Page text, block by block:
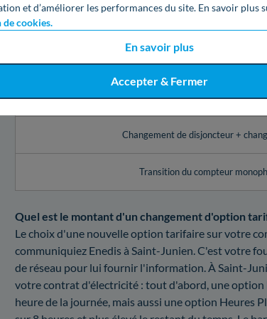
et d’améliorer les performances du site. En savoir plus
cookies.
En savoir plus
Accepter & Fermer
Changement du
Réglage du disjoncteur +
Changement de disjoncteur +
Transition du compteur
Quel est le montant d'un changement d'option
Le choix d'une nouvelle option tarifaire sur votre
communiquiez Enedis à Saint-Junien. C'est votre
de réseau pour lui fournir l'information. À Saint-
votre contrat d'électricité : tout d'abord, une
heure de la journée, mais aussi une option Heures